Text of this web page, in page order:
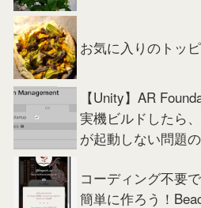
お気に入りのトッ
【Unity】AR
実機ビルドしたら
が起動しない問題
コーディング不要
簡単に作ろう！